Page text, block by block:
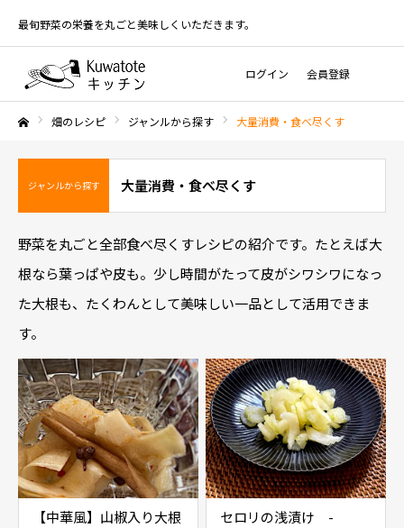
最旬野菜の栄養を丸ごと美味しくいただきます。
ログイン 会員登録
畑のレシピ ジャンルから探す 大量消費・食べ尽くす
ジャンルから探す 大量消費・食べ尽くす
野菜を丸ごと全部食べ尽くすレシピの紹介です。たとえば大
根なら葉っぱや皮も。少し時間がたって皮がシワシワになっ
た大根も、たくわんとして美味しい一品として活用できま
す。
【中華風】山椒入り大根
セロリの浅漬け -